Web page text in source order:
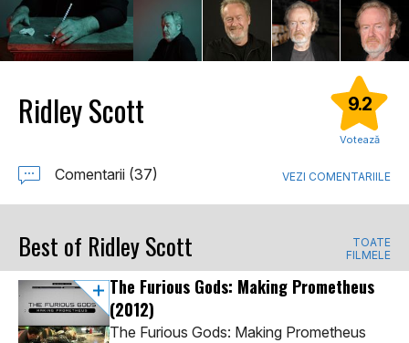
Ridley Scott 9.2
Votează
Comentarii (37) VEZI COMENTARIILE
Best of Ridley Scott
TOATE
FILMELE
The Furious Gods: Making Prometheus
(2012)
The Furious Gods: Making Prometheus